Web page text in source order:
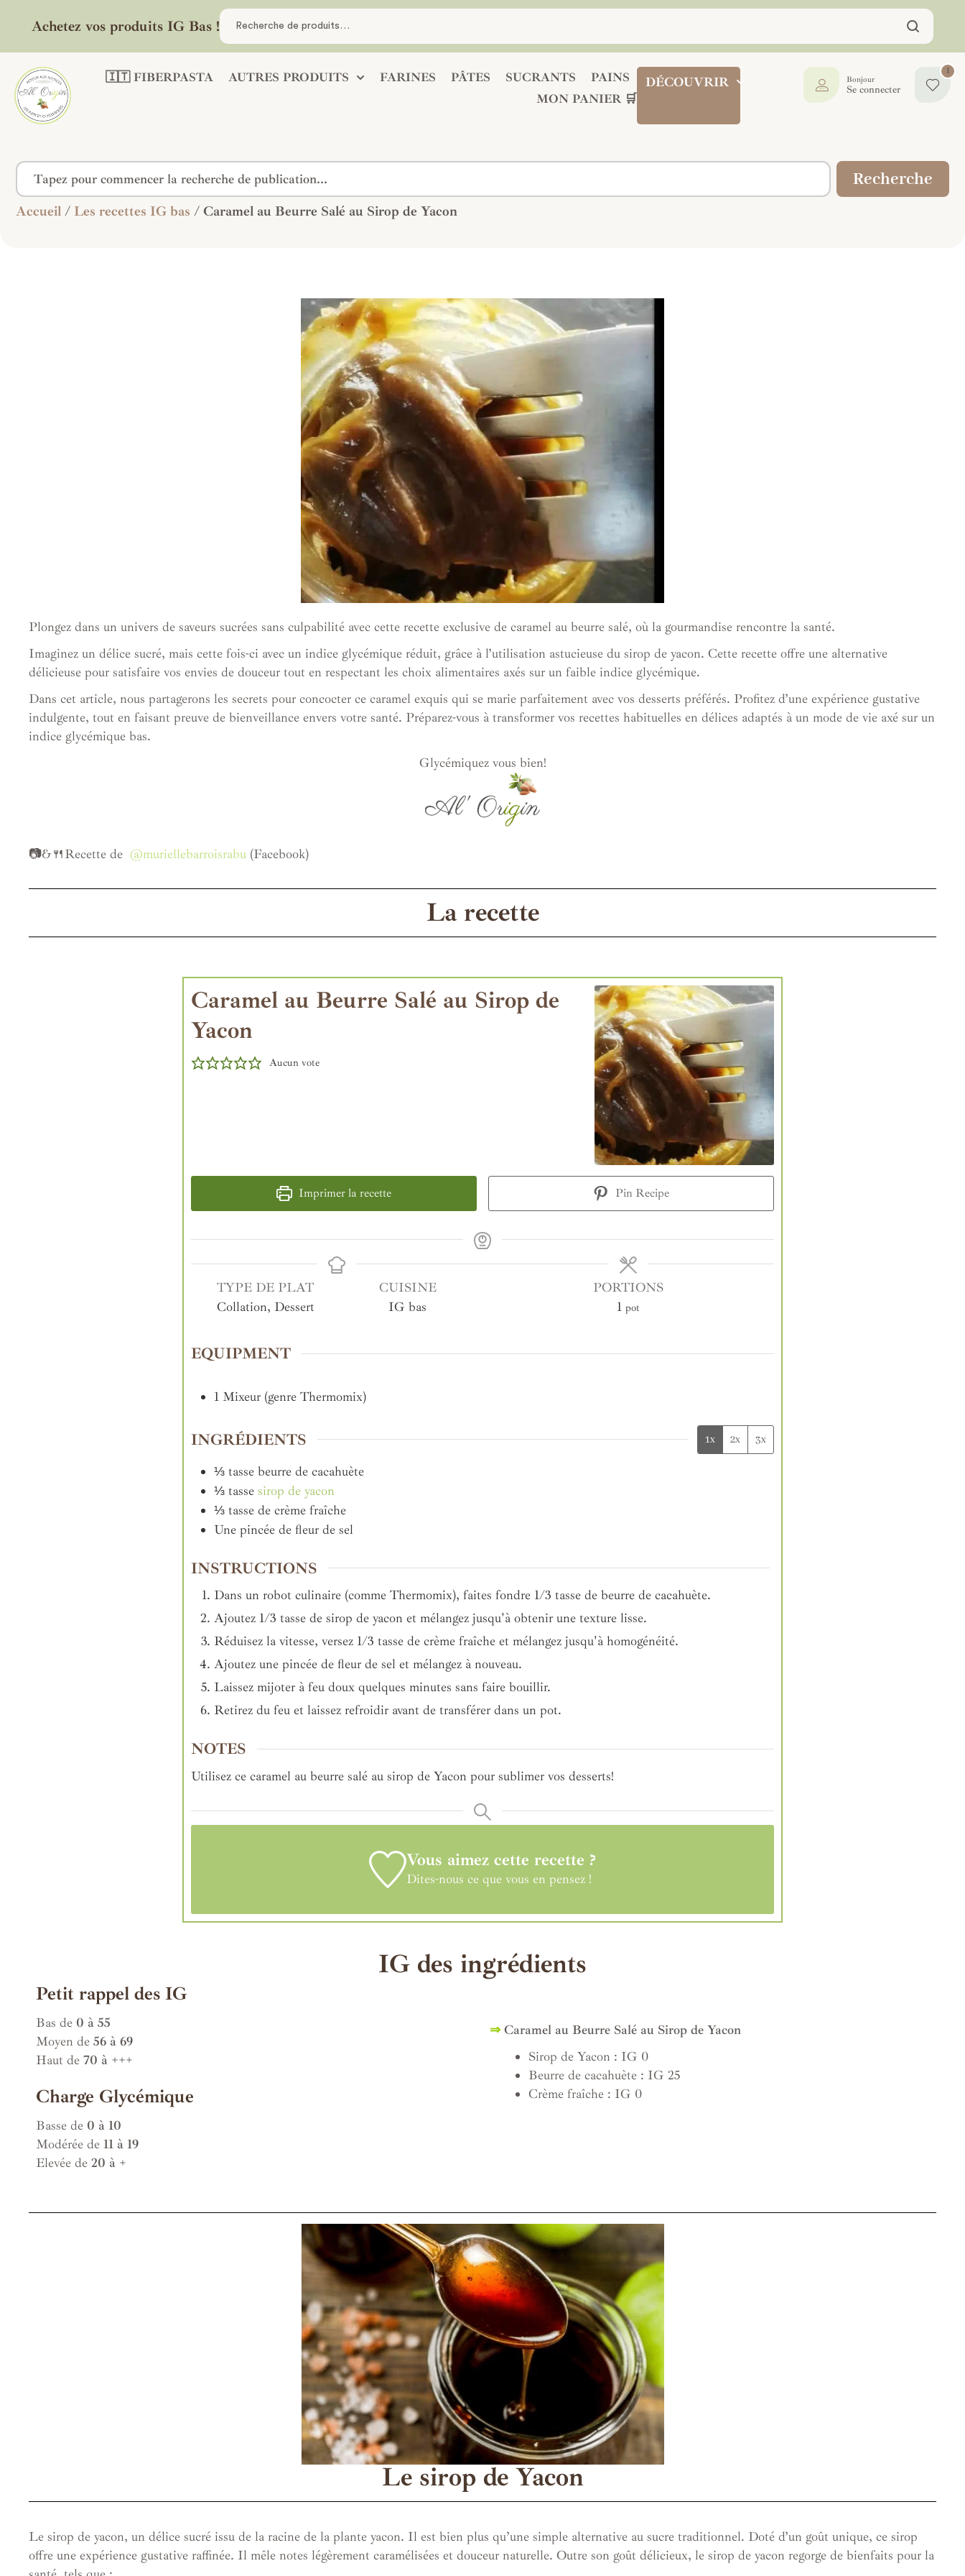
Achetez vos produits IG Bas !
🇮🇹 FIBERPASTA AUTRES PRODUITS FARINES PÂTES SUCRANTS
PAINS
MON PANIER 🛒
DÉCOUVRIR
1
Bonjour
Se connecter
Recherche
Accueil / Les recettes IG bas / Caramel au Beurre Salé au Sirop de Yacon
Plongez dans un univers de saveurs sucrées sans culpabilité avec cette recette exclusive de caramel au beurre salé, où la gourmandise rencontre la santé.
Imaginez un délice sucré, mais cette fois-ci avec un indice glycémique réduit, grâce à l’utilisation astucieuse du sirop de yacon. Cette recette offre une alternative
délicieuse pour satisfaire vos envies de douceur tout en respectant les choix alimentaires axés sur un faible indice glycémique.
Dans cet article, nous partagerons les secrets pour concocter ce caramel exquis qui se marie parfaitement avec vos desserts préférés. Profitez d’une expérience gustative
indulgente, tout en faisant preuve de bienveillance envers votre santé. Préparez-vous à transformer vos recettes habituelles en délices adaptés à un mode de vie axé sur un
indice glycémique bas.
Glycémiquez vous bien!
📷&🍴Recette de @muriellebarroisrabu (Facebook)
La recette
Caramel au Beurre Salé au Sirop de
Yacon
Aucun vote
Imprimer la recette Pin Recipe
TYPE DE PLAT
Collation, Dessert
CUISINE
IG bas
PORTIONS
1 pot
EQUIPMENT
1 Mixeur (genre Thermomix)
INGRÉDIENTS 1x 2x 3x
⅓ tasse beurre de cacahuète
⅓ tasse sirop de yacon
⅓ tasse de crème fraîche
Une pincée de fleur de sel
INSTRUCTIONS
Dans un robot culinaire (comme Thermomix), faites fondre 1/3 tasse de beurre de cacahuète.
Ajoutez 1/3 tasse de sirop de yacon et mélangez jusqu'à obtenir une texture lisse.
Réduisez la vitesse, versez 1/3 tasse de crème fraîche et mélangez jusqu'à homogénéité.
Ajoutez une pincée de fleur de sel et mélangez à nouveau.
Laissez mijoter à feu doux quelques minutes sans faire bouillir.
Retirez du feu et laissez refroidir avant de transférer dans un pot.
NOTES
Utilisez ce caramel au beurre salé au sirop de Yacon pour sublimer vos desserts!
Vous aimez cette recette ?
Dites-nous ce que vous en pensez !
IG des ingrédients
Petit rappel des IG
Bas de 0 à 55
Moyen de 56 à 69
Haut de 70 à +++
Charge Glycémique
Basse de 0 à 10
Modérée de 11 à 19
Elevée de 20 à +
⇒ Caramel au Beurre Salé au Sirop de Yacon
Sirop de Yacon : IG 0
Beurre de cacahuète : IG 25
Crème fraîche : IG 0
Le sirop de Yacon
Le sirop de yacon, un délice sucré issu de la racine de la plante yacon. Il est bien plus qu’une simple alternative au sucre traditionnel. Doté d’un goût unique, ce sirop
offre une expérience gustative raffinée. Il mêle notes légèrement caramélisées et douceur naturelle. Outre son goût délicieux, le sirop de yacon regorge de bienfaits pour la